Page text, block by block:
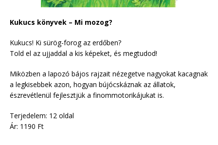
Kukucs könyvek – Mi mozog?
Kukucs! Ki sürög-forog az erdőben?
Told el az ujjaddal a kis képeket, és megtudod!
Miközben a lapozó bájos rajzait nézegetve nagyokat kacagnak
a legkisebbek azon, hogyan bújócskáznak az állatok,
észrevétlenül fejlesztjük a finommotorikájukat is.
Terjedelem: 12 oldal
Ár: 1190 Ft